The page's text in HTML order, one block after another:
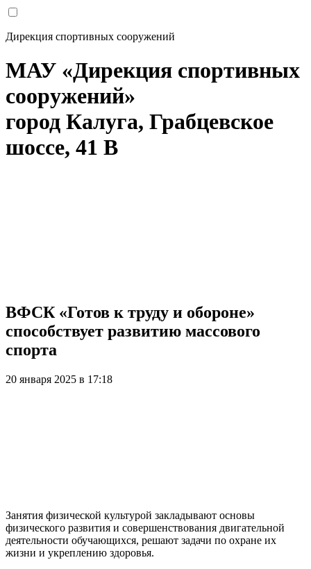
Дирекция спортивных сооружений
МАУ «Дирекция спортивных
сооружений»
город Калуга, Грабцевское
шоссе, 41 В
ВФСК «Готов к труду и обороне»
способствует развитию массового
спорта
20 января 2025 в 17:18
Занятия физической культурой закладывают основы
физического развития и совершенствования двигательной
деятельности обучающихся, решают задачи по охране их
жизни и укреплению здоровья.